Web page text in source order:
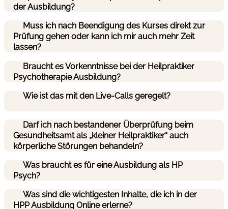
der Ausbildung?
Muss ich nach Beendigung des Kurses direkt zur
Prüfung gehen oder kann ich mir auch mehr Zeit
lassen?
Braucht es Vorkenntnisse bei der Heilpraktiker
Psychotherapie Ausbildung?
Wie ist das mit den Live-Calls geregelt?
Darf ich nach bestandener Überprüfung beim
Gesundheitsamt als „kleiner Heilpraktiker“ auch
körperliche Störungen behandeln?
Was braucht es für eine Ausbildung als HP
Psych?
Was sind die wichtigesten Inhalte, die ich in der
HPP Ausbildung Online erlerne?